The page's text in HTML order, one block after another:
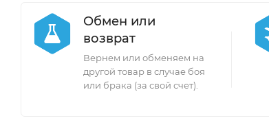
Обмен или
возврат
Вернем или обменяем на
другой товар в случае боя
или брака (за свой счет).